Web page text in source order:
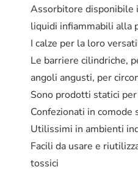
Assorbitore disponibile
liquidi infiammabili alla
I calze per la loro
Le barriere cilindriche,
angoli angusti, per
Sono prodotti statici
Confezionati in comode
Utilissimi in ambienti
Facili da usare e
tossici